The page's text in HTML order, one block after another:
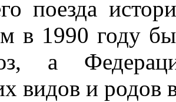
поезда
в 1990 году
а
видов и родов